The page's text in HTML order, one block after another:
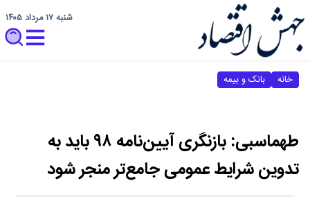
شنبه ۱۷ مرداد ۱۴۰۵
خانه بانک و بیمه
طهماسبی: بازنگری آیین‌نامه ۹۸ باید به
تدوین شرایط عمومی جامع‌تر منجر شود